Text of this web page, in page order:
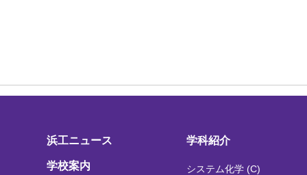
浜工ニュース
学校案内
学科紹介
システム化学 (C)